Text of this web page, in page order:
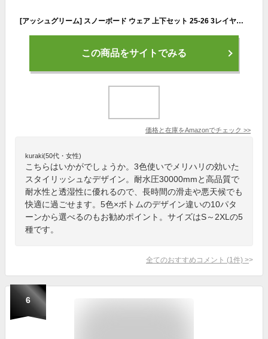
[アッシュグリーム] スノーボード ウェア 上下セット 25-26 3レイヤー フルシーム 耐水圧30,000mm ブロック切替 全10色 メンズ レディース AG-40SET AG40-04 Sサイズ スノーウェア スノボウェア スキーウェア ジャケット パンツ 上下2点セット
この商品をサイトでみる
価格と在庫をAmazonでチェック >>
kuraki(50代・女性)
こちらはいかがでしょうか。3色使いでメリハリの効いた
スタイリッシュなデザイン。耐水圧30000mmと高品質で
耐水性と透湿性に優れるので、長時間の滑走や悪天候でも
快適に過ごせます。5色×ボトムのデザイン違いの10パタ
ーンから選べるのもお勧めポイント。サイズはS～2XLの5
種です。
全てのおすすめコメント (1 件) >
6